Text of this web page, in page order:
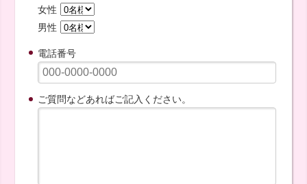
女性
男性
電話番号
ご質問などあればご記入ください。